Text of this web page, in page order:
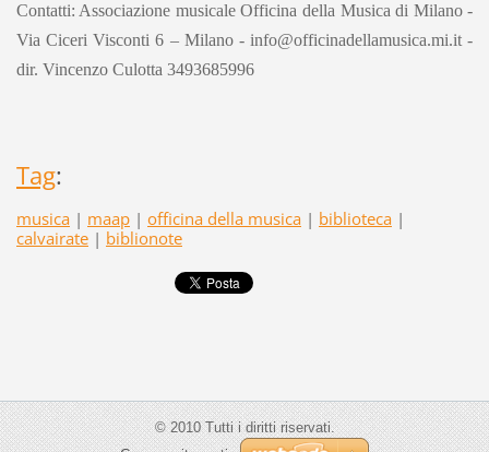
Contatti: Associazione musicale Officina della Musica di Milano -
Via Ciceri Visconti 6 – Milano - info@officinadellamusica.mi.it -
dir. Vincenzo Culotta 3493685996
Tag:
musica | maap | officina della musica | biblioteca |
calvairate | biblionote
© 2010 Tutti i diritti riservati.